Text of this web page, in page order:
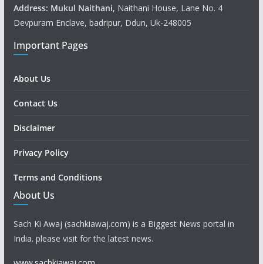
Address: Mukul Naithani, Naithani House, Lane No. 4
Devpuram Enclave, badripur, Ddun, Uk-248005
Important Pages
About Us
Contact Us
Disclaimer
Privacy Policy
Terms and Conditions
About Us
Sach Ki Awaj (sachkiawaj.com) is a Biggest News portal in
India. please visit for the latest news.